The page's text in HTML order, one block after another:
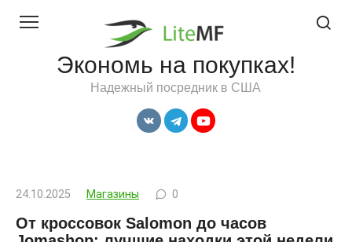
Экономь на покупках!
Надежный посредник в США
24.10.2025 Магазины 0
От кроссовок Salomon до часов